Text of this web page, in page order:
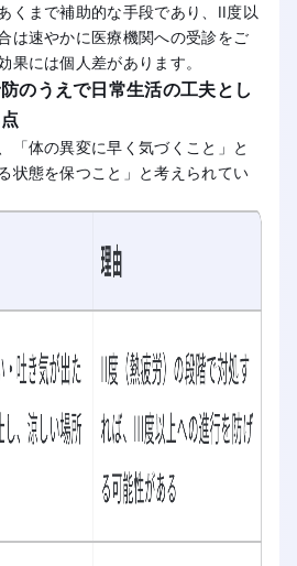
くまで補助的な手段であり、II度以
は速やかに医療機関への受診をご
果には個人差があります。
のうえで日常生活の工夫とし
「体の異変に早く気づくこと」と
状態を保つこと」と考えられてい